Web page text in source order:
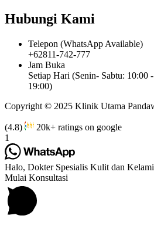
Hubungi Kami
Telepon (WhatsApp Available)
+62811-742-777
Jam Buka
Setiap Hari (Senin- Sabtu: 10:00
19:00)
Copyright © 2025 Klinik Utama
(4.8)
20k+ ratings on google
1
Halo, Dokter Spesialis Kulit dan
Mulai Konsultasi